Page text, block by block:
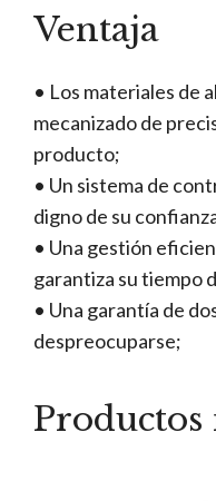
Ventaja
• Los materiales de
mecanizado de
producto;
• Un sistema de
digno de su
• Una gestión
garantiza su tiempo
• Una garantía de
despreocuparse;
Productos